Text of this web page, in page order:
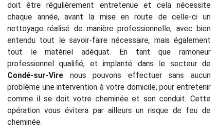
doit être régulièrement entretenue et cela nécessite
chaque année, avant la mise en route de celle-ci un
nettoyage réalisé de manière professionnelle, avec bien
entendu tout le savoir-faire nécessaire, mais également
tout le matériel adéquat. En tant que ramoneur
professionnel qualifié, et implanté dans le secteur de
Condé-sur-Vire nous pouvons effectuer sans aucun
problème une intervention à votre domicile, pour entretenir
comme il se doit votre cheminée et son conduit. Cette
opération vous évitera par ailleurs un risque de feu de
cheminée.